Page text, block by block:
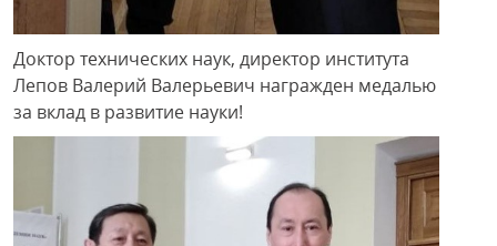
Доктор технических наук, директор института
Лепов Валерий Валерьевич награжден медалью
за вклад в развитие науки!